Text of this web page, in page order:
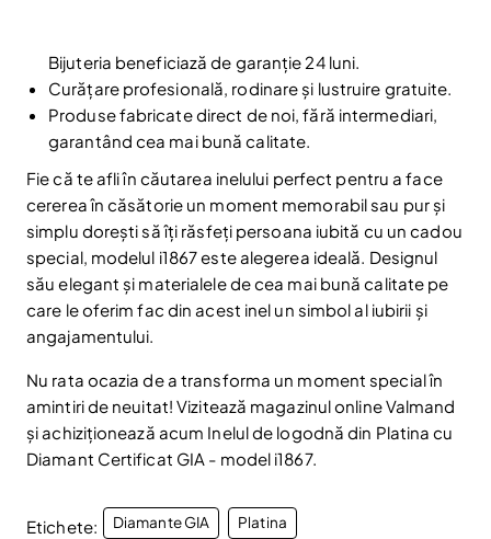
Bijuteria beneficiază de garanție 24 luni.
Curățare profesională, rodinare și lustruire gratuite.
Produse fabricate direct de noi, fără intermediari,
garantând cea mai bună calitate.
Fie că te afli în căutarea inelului perfect pentru a face
cererea în căsătorie un moment memorabil sau pur și
simplu dorești să îți răsfeți persoana iubită cu un cadou
special, modelul i1867 este alegerea ideală. Designul
său elegant și materialele de cea mai bună calitate pe
care le oferim fac din acest inel un simbol al iubirii și
angajamentului.
Nu rata ocazia de a transforma un moment special în
amintiri de neuitat! Vizitează magazinul online Valmand
și achiziționează acum Inelul de logodnă din Platina cu
Diamant Certificat GIA - model i1867.
Etichete: Diamante GIA Platina